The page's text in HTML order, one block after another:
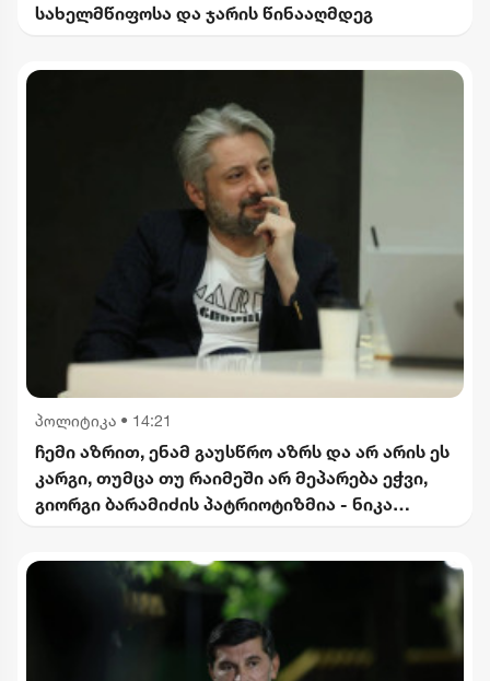
სახელმწიფოსა და ჯარის წინააღმდეგ
პოლიტიკა • 14:21
ჩემი აზრით, ენამ გაუსწრო აზრს და არ არის ეს
კარგი, თუმცა თუ რაიმეში არ მეპარება ეჭვი,
გიორგი ბარამიძის პატრიოტიზმია - ნიკა